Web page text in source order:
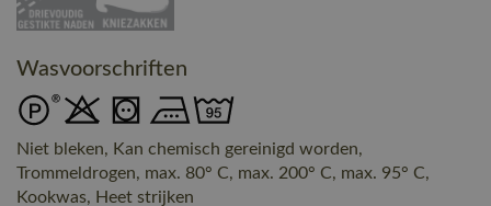
Wasvoorschriften
Niet bleken, Kan chemisch gereinigd worden,
Trommeldrogen, max. 80° C, max. 200° C, max. 95° C,
Kookwas, Heet strijken